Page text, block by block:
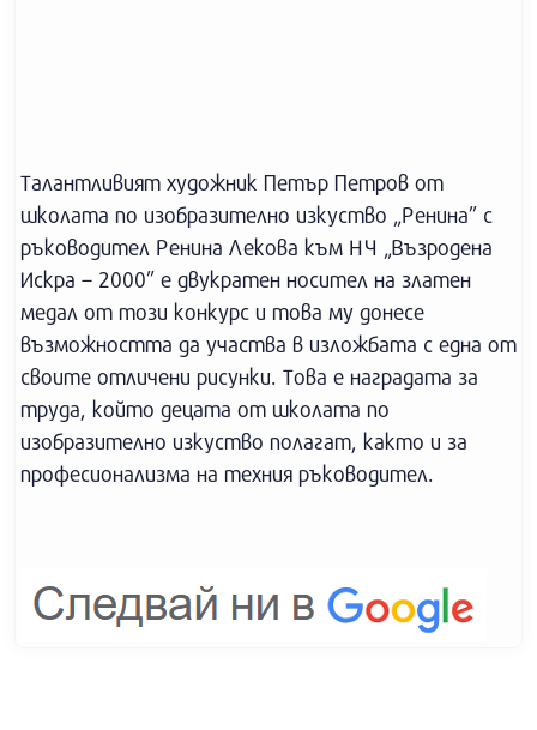
Талантливият художник Петър Петров от
школата по изобразително изкуство „Ренина” с
ръководител Ренина Лекова към НЧ „Възродена
Искра – 2000” е двукратен носител на златен
медал от този конкурс и това му донесе
възможността да участва в изложбата с една от
своите отличени рисунки. Това е наградата за
труда, който децата от школата по
изобразително изкуство полагат, както и за
професионализма на техния ръководител.